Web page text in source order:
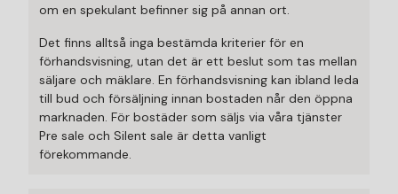
om en spekulant befinner sig på annan ort.
Det finns alltså inga bestämda kriterier för en
förhandsvisning, utan det är ett beslut som tas mellan
säljare och mäklare. En förhandsvisning kan ibland leda
till bud och försäljning innan bostaden når den öppna
marknaden. För bostäder som säljs via våra tjänster
Pre sale och Silent sale är detta vanligt
förekommande.